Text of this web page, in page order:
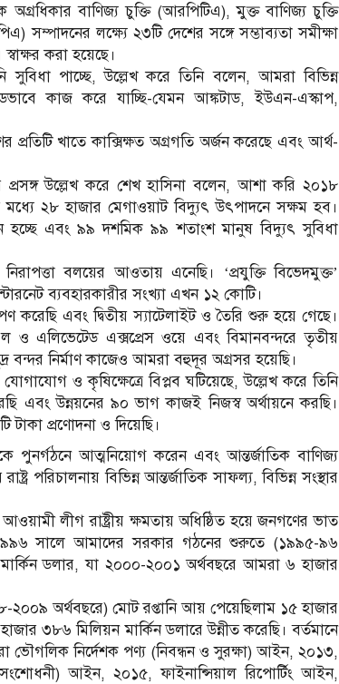
অগ্রধিকার বাণিজ্য চুক্তি (আরপিটিএ), মুক্ত বাণিজ্য চুক্তি
সম্পাদনের লক্ষ্যে ২৩টি দেশের সঙ্গে সম্ভাব্যতা সমীক্ষা
করা হয়েছে।
সুবিধা পাচ্ছে, উল্লেখ করে তিনি বলেন, আমরা বিভিন্ন
কাজ করে যাচ্ছি-যেমন আঙ্কটাড, ইউএন-এস্কাপ,
খাতে কাক্সিক্ষত অগ্রগতি অর্জন করেছে এবং আর্থ-
প্রসঙ্গ উল্লেখ করে শেখ হাসিনা বলেন, আশা করি ২০১৮
২৮ হাজার মেগাওয়াট বিদ্যুৎ উৎপাদনে সক্ষম হব।
হচ্ছে এবং ৯৯ দশমিক ৯৯ শতাংশ মানুষ বিদ্যুৎ সুবিধা
বলয়ের আওতায় এনেছি। ‘প্রযুক্তি বিভেদমুক্ত’
ব্যবহারকারীর সংখ্যা এখন ১২ কোটি।
করেছি এবং দ্বিতীয় স্যাটেলাইট ও তৈরি শুরু হয়ে গেছে।
ও এলিভেটেড এক্সপ্রেস ওয়ে এবং বিমানবন্দরে তৃতীয়
বন্দর নির্মাণ কাজেও আমরা বহুদূর অগ্রসর হয়েছি।
ও কৃষিক্ষেত্রে বিপ্লব ঘটিয়েছে, উল্লেখ করে তিনি
এবং উন্নয়নের ৯০ ভাগ কাজই নিজস্ব অর্থায়নে করছি।
প্রণোদনা ও দিয়েছি।
পুনর্গঠনে আত্মনিয়োগ করেন এবং আন্তর্জাতিক বাণিজ্য
পরিচালনায় বিভিন্ন আন্তর্জাতিক সাফল্য, বিভিন্ন সংস্থার
লীগ রাষ্ট্রীয় ক্ষমতায় অধিষ্ঠিত হয়ে জনগণের ভাত
১৯৯৬ সালে আমাদের সরকার গঠনের শুরুতে (১৯৯৫-৯৬
ডলার, যা ২০০০-২০০১ অর্থবছরে আমরা ৬ হাজার
অর্থবছরে) মোট রপ্তানি আয় পেয়েছিলাম ১৫ হাজার
৩৮৬ মিলিয়ন মার্কিন ডলারে উন্নীত করেছি। বর্তমানে
ভৌগলিক নির্দেশক পণ্য (নিবন্ধন ও সুরক্ষা) আইন, ২০১৩,
আইন, ২০১৫, ফাইনান্সিয়াল রিপোর্টিং আইন,